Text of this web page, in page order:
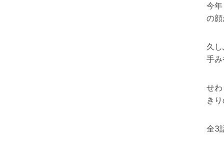
今
の
久
手
せ
き
全3